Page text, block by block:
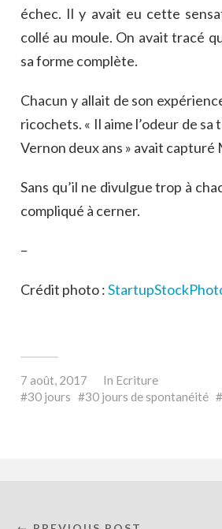
échec. Il y avait eu cette
collé au moule. On avait tracé
sa forme complète.
Chacun y allait de son
ricochets. « Il aime l’odeur de sa
Vernon deux ans » avait capturé
Sans qu’il ne divulgue trop à
compliqué à cerner.
–
Crédit photo :
7 août, 2017 In Ecriture
30 jours
30 jours de spontanéité